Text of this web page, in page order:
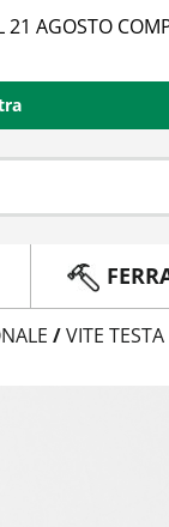
21 AGOSTO
/VITE